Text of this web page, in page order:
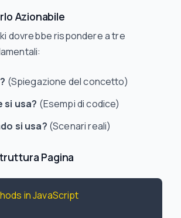
Azionabile
dovrebbe rispondere a tre
(Spiegazione del concetto)
si usa? (Esempi di codice)
si usa? (Scenari reali)
Pagina
in JavaScript